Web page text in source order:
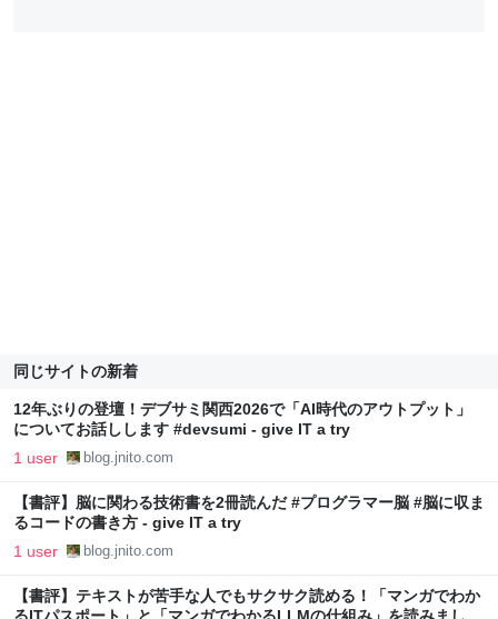
同じサイトの新着
12年ぶりの登壇！デブサミ関西2026で「AI時代のアウトプット」
についてお話しします #devsumi - give IT a try
1 user blog.jnito.com
【書評】脳に関わる技術書を2冊読んだ #プログラマー脳 #脳に収ま
るコードの書き方 - give IT a try
1 user blog.jnito.com
【書評】テキストが苦手な人でもサクサク読める！「マンガでわか